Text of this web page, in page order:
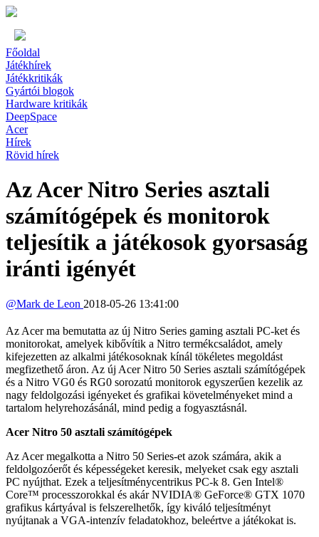
Főoldal
Játékhírek
Játékkritikák
Gyártói blogok
Hardware kritikák
DeepSpace
Acer
Hírek
Rövid hírek
Az Acer Nitro Series asztali
számítógépek és monitorok
teljesítik a játékosok gyorsaság
iránti igényét
@Mark de Leon 2018-05-26 13:41:00
Az Acer ma bemutatta az új Nitro Series gaming asztali PC-ket és
monitorokat, amelyek kibővítik a Nitro termékcsaládot, amely
kifejezetten az alkalmi játékosoknak kínál tökéletes megoldást
megfizethető áron. Az új Acer Nitro 50 Series asztali számítógépek
és a Nitro VG0 és RG0 sorozatú monitorok egyszerűen kezelik az
nagy feldolgozási igényeket és grafikai követelményeket mind a
tartalom helyrehozásánál, mind pedig a fogyasztásnál.
Acer Nitro 50 asztali számítógépek
Az Acer megalkotta a Nitro 50 Series-et azok számára, akik a
feldolgozóerőt és képességeket keresik, melyeket csak egy asztali
PC nyújthat. Ezek a teljesítménycentrikus PC-k 8. Gen Intel®
Core™ processzorokkal és akár NVIDIA® GeForce® GTX 1070
grafikus kártyával is felszerelhetők, így kiváló teljesítményt
nyújtanak a VGA-intenzív feladatokhoz, beleértve a játékokat is.